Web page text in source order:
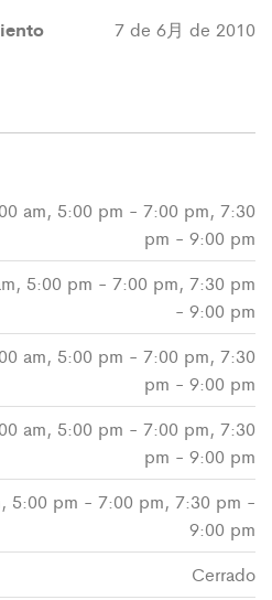
7 de 6月 de 2010
am, 5:00 pm - 7:00 pm, 7:30
pm - 9:00 pm
5:00 pm - 7:00 pm, 7:30 pm
- 9:00 pm
am, 5:00 pm - 7:00 pm, 7:30
pm - 9:00 pm
am, 5:00 pm - 7:00 pm, 7:30
pm - 9:00 pm
5:00 pm - 7:00 pm, 7:30 pm -
9:00 pm
Cerrado